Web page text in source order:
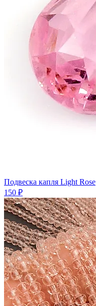
Подвеска капля Light Rose
150 ₽